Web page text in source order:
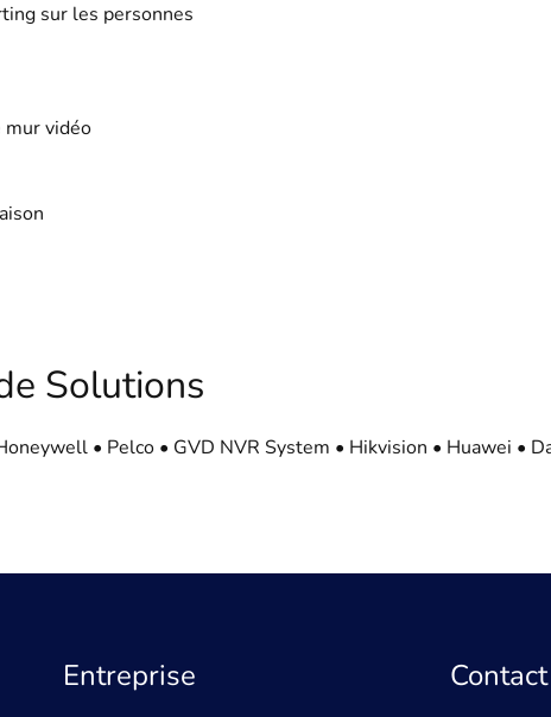
sur les personnes
vidéo
Solutions
• Pelco • GVD NVR System • Hikvision • Huawei •
Entreprise Contact